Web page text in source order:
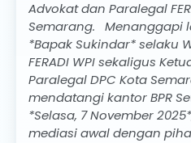
Advokat dan Paralegal
Semarang. Menanggapi
*Bapak Sukindar* selaku
FERADI WPI sekaligus
Paralegal DPC Kota
mendatangi kantor BPR
*Selasa, 7 November
mediasi awal dengan